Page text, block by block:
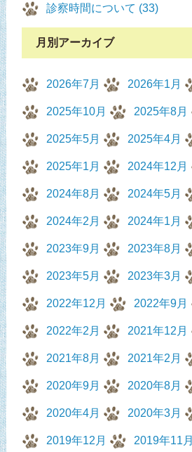
診察時間について (33)
月別アーカイブ
2026年7月 2026年1月
2025年10月 2025年8月
2025年5月 2025年4月
2025年1月 2024年12月
2024年8月 2024年5月
2024年2月 2024年1月
2023年9月 2023年8月
2023年5月 2023年3月
2022年12月 2022年9月
2022年2月 2021年12月
2021年8月 2021年2月
2020年9月 2020年8月
2020年4月 2020年3月
2019年12月 2019年11月